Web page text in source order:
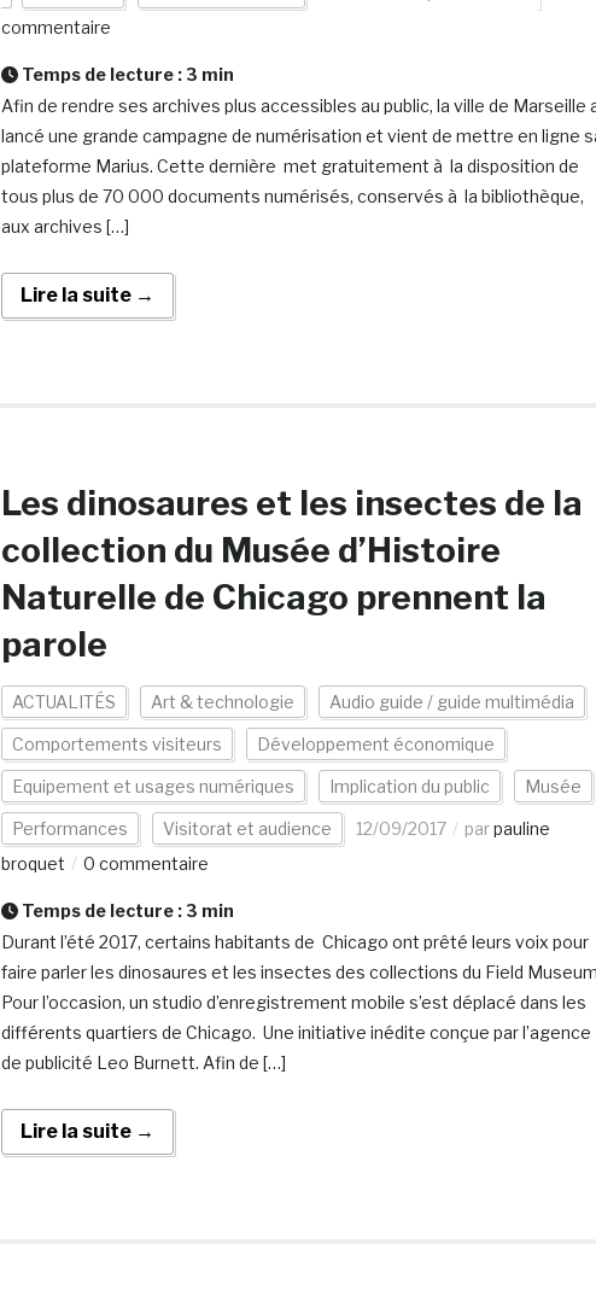
commentaire
Temps de lecture : 3 min
Afin de rendre ses archives plus accessibles au public, la ville de Marseille
lancé une grande campagne de numérisation et vient de mettre en ligne
plateforme Marius. Cette dernière met gratuitement à la disposition de
tous plus de 70 000 documents numérisés, conservés à la bibliothèque,
aux archives […]
Lire la suite →
Les dinosaures et les insectes de la
collection du Musée d’Histoire
Naturelle de Chicago prennent la
parole
ACTUALITÉS Art & technologie Audio guide / guide multimédia
Comportements visiteurs Développement économique
Equipement et usages numériques Implication du public Musée
Performances Visitorat et audience 12/09/2017 parpauline
broquet
0 commentaire
Temps de lecture : 3 min
Durant l’été 2017, certains habitants de Chicago ont prêté leurs voix pour
faire parler les dinosaures et les insectes des collections du Field
Pour l’occasion, un studio d’enregistrement mobile s’est déplacé dans les
différents quartiers de Chicago. Une initiative inédite conçue par l’agence
de publicité Leo Burnett. Afin de […]
Lire la suite →